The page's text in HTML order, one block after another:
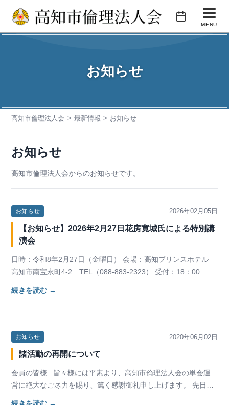
テ
キ
MENU
入会のご案内
お問い合わせ
お知らせ
高知市倫理法人会 最新情報 お知らせ
お知らせ
高知市倫理法人会からのお知らせです。
お知らせ 2026年02月05日
【お知らせ】2026年2月27日花房寛城氏による特別講
演会
日時：令和8年2月27日（金曜日） 会場：高知プリンスホテル
高知市南宝永町4-2 TEL（088-883-2323） 受付：18：00
続きを読む →
お知らせ 2020年06月02日
諸活動の再開について
会員の皆様 皆々様には平素より、高知市倫理法人会の単会運
営に絶大なご尽力を賜り、篤く感謝御礼申し上げます。 先日、